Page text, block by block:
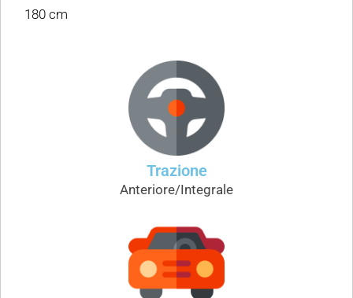
180 cm
Trazione
Anteriore/Integrale